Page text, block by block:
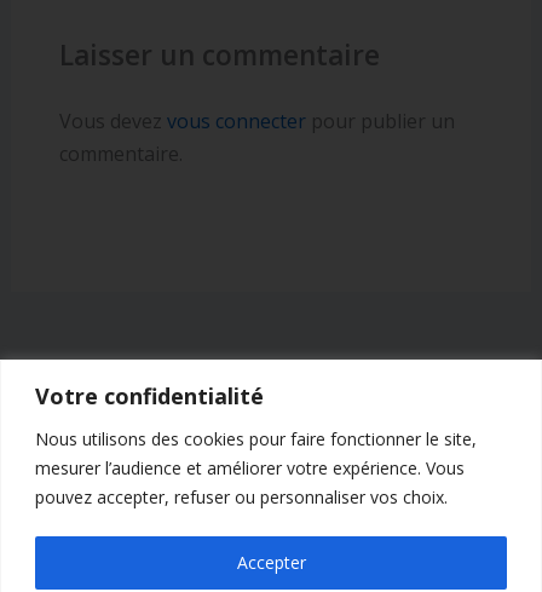
Votre confidentialité
Nous utilisons des cookies pour faire fonctionner le site,
mesurer l’audience et améliorer votre expérience. Vous
pouvez accepter, refuser ou personnaliser vos choix.
Accepter
Laisser un commentaire
Vous devez vous connecterpour publier un
commentaire.